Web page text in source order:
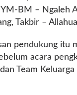
BM – Ngaleh
Takbir –
pendukung itu
acara
Team